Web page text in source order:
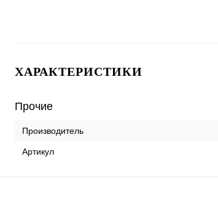
ХАРАКТЕРИСТИКИ
Прочие
Производитель
Артикул